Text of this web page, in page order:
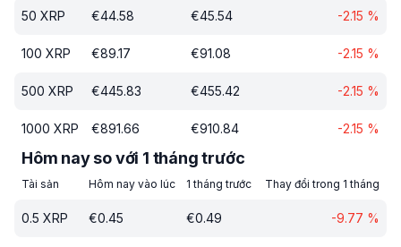
50 XRP €44.58 €45.54 -2.15 %
100 XRP €89.17 €91.08 -2.15 %
500 XRP €445.83 €455.42 -2.15 %
1000 XRP €891.66 €910.84 -2.15 %
Hôm nay so với 1 tháng trước
Tài sản Hôm nay vào lúc 1 tháng trước Thay đổi trong 1 tháng
0.5 XRP €0.45 €0.49 -9.77 %